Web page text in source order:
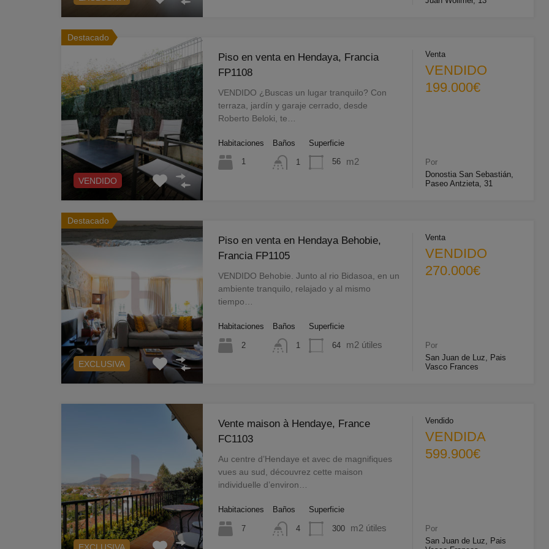
Destacado
VENDIDO
Piso en venta en Hendaya, Francia
FP1108
VENDIDO ¿Buscas un lugar tranquilo? Con
terraza, jardín y garaje cerrado, desde
Roberto Beloki, te…
Habitaciones
1
Baños
1
Superficie
56 m2
Venta
VENDIDO
199.000€
Por
Donostia San Sebastián,
Paseo Antzieta, 31
Destacado
EXCLUSIVA
Piso en venta en Hendaya Behobie,
Francia FP1105
VENDIDO Behobie. Junto al rio Bidasoa, en un
ambiente tranquilo, relajado y al mismo
tiempo…
Habitaciones
2
Baños
1
Superficie
64 m2 útiles
Venta
VENDIDO
270.000€
Por
San Juan de Luz, Pais
Vasco Frances
Vente maison à Hendaye, France
FC1103
Au centre d’Hendaye et avec de magnifiques
vues au sud, découvrez cette maison
individuelle d’environ…
Habitaciones
7
Baños
4
Superficie
300 m2 útiles
Vendido
VENDIDA
599.900€
Por
San Juan de Luz, Pais